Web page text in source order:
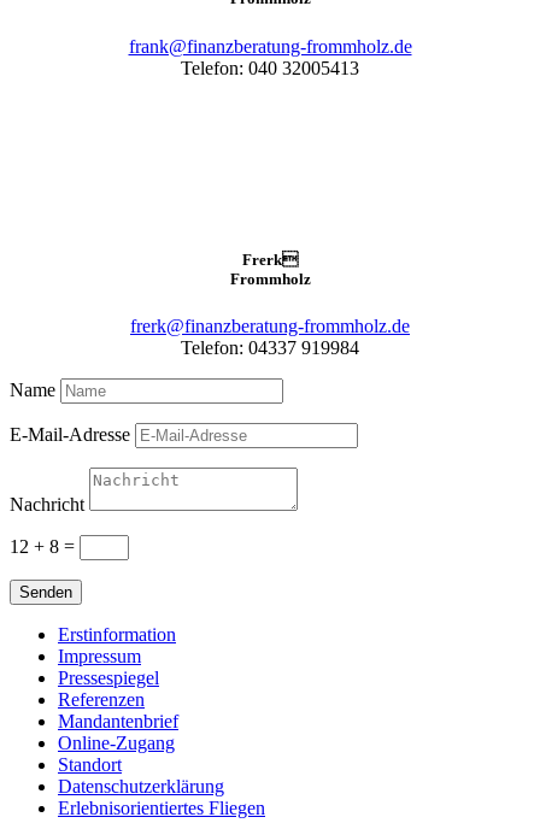
frank@finanzberatung-frommholz.de
Telefon: 040 32005413
Frerk
Frommholz
frerk@finanzberatung-frommholz.de
Telefon: 04337 919984
Name
E-Mail-Adresse
Nachricht
12 + 8 =
Senden
Erstinformation
Impressum
Pressespiegel
Referenzen
Mandantenbrief
Online-Zugang
Standort
Datenschutzerklärung
Erlebnisorientiertes Fliegen